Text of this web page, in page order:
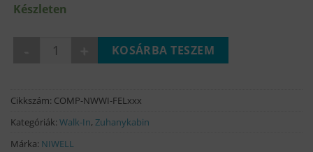
Készleten
FELICIA black walk-in zuhanyfal mennyiség
KOSÁRBA TESZEM
Cikkszám: COMP-NWWI-FELxxx
Kategóriák: Walk-In, Zuhanykabin
Márka: NIWELL